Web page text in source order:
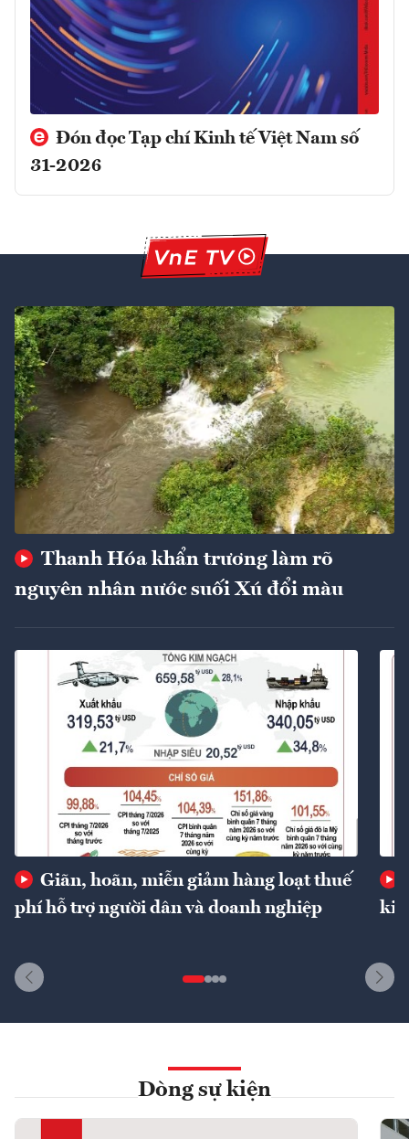
Đón đọc Tạp chí Kinh tế Việt Nam số
31-2026
Thanh Hóa khẩn trương làm rõ
nguyên nhân nước suối Xú đổi màu
Giãn, hoãn, miễn giảm hàng loạt thuế
phí hỗ trợ người dân và doanh nghiệp
Dòng sự kiện